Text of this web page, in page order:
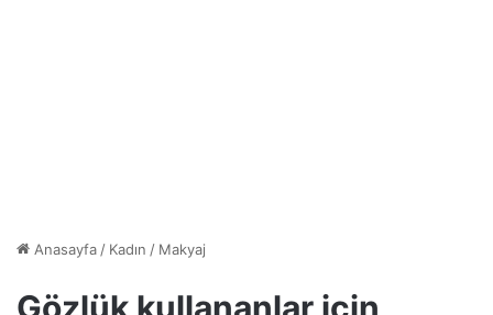
Anasayfa/ Kadın / Makyaj